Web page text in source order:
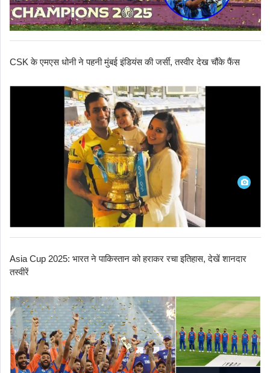
CSK के एमएस धोनी ने पहनी मुंबई इंडियंस की जर्सी, तस्वीर देख चौंके फैंस
Asia Cup 2025: भारत ने पाकिस्तान को हराकर रचा इतिहास, देखें शानदार
तस्वीरें